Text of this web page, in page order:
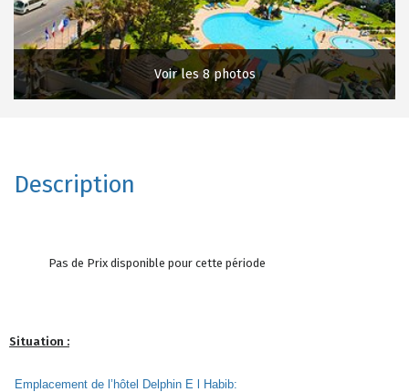
Voir les 8 photos
Description
Pas de Prix disponible pour cette période
Situation :
Emplacement de l’hôtel Delphin E l Habib: